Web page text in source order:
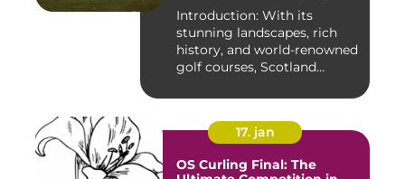
Introduction: With its
stunning landscapes, rich
history, and world-renowned
golf courses, Scotland...
17. jan
OS Curling Final: The